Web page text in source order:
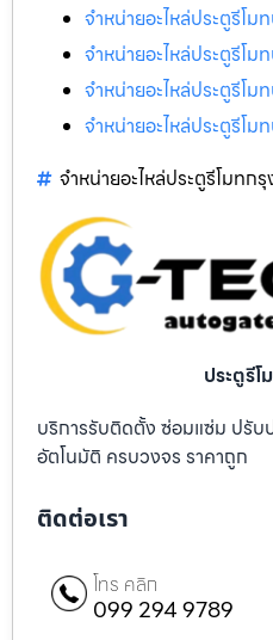
จำหน่ายอะไหล่ประตูรีโม
จำหน่ายอะไหล่ประตูรีโม
จำหน่ายอะไหล่ประตูรีโม
จำหน่ายอะไหล่ประตูรีโม
จำหน่ายอะไหล่ประตูรีโมทก
ประตูรี
บริการรับติดตั้ง ซ่อมแซ่ม ปรับ
อัตโนมัติ ครบวงจร ราคาถูก
ติดต่อเรา
โทร คลิก
099 294 9789